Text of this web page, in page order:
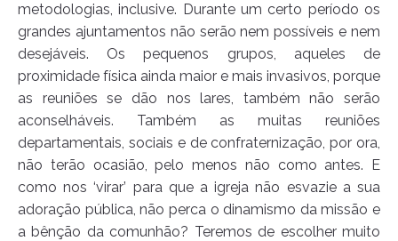
metodologias, inclusive. Durante um certo período os
grandes ajuntamentos não serão nem possíveis e nem
desejáveis. Os pequenos grupos, aqueles de
proximidade física ainda maior e mais invasivos, porque
as reuniões se dão nos lares, também não serão
aconselháveis. Também as muitas reuniões
departamentais, sociais e de confraternização, por ora,
não terão ocasião, pelo menos não como antes. E
como nos ‘virar’ para que a igreja não esvazie a sua
adoração pública, não perca o dinamismo da missão e
a bênção da comunhão? Teremos de escolher muito